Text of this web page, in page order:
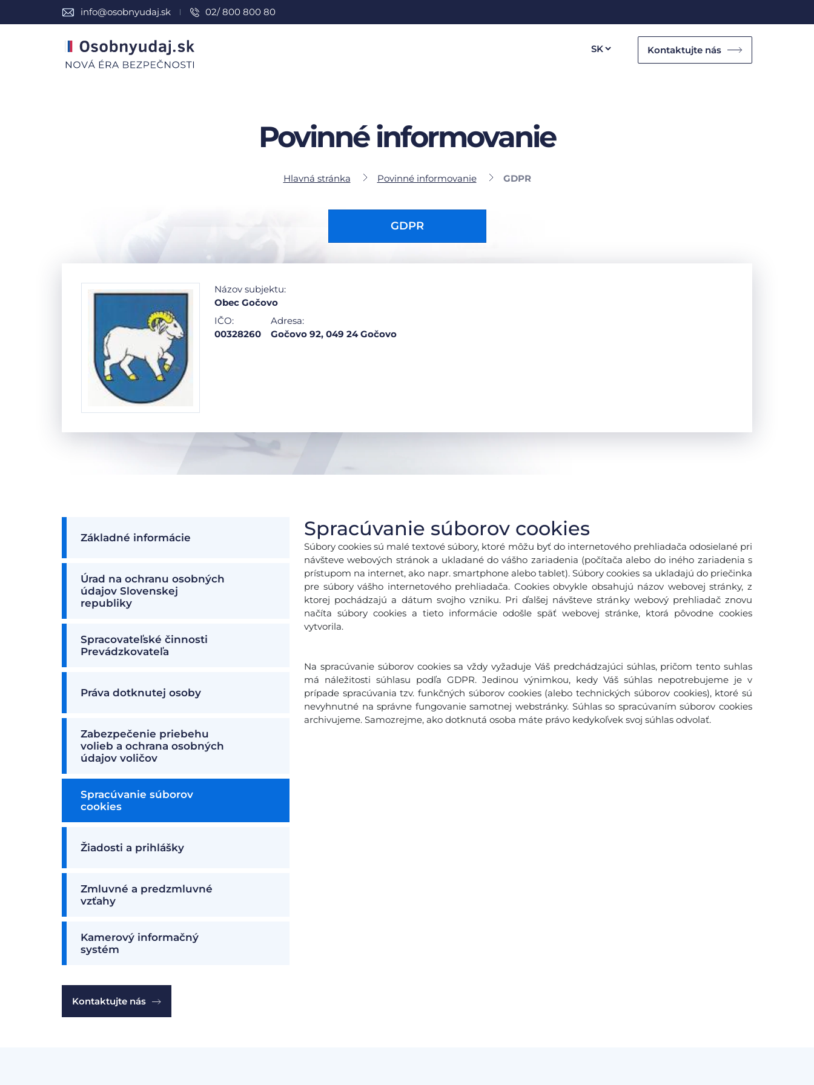
info@osobnyudaj.sk 02/ 800 800 80
Kontaktujte nás
Povinné informovanie
Hlavná stránka Povinné informovanie GDPR
GDPR
Názov subjektu:
Obec Gočovo
IČO:
00328260
Adresa:
Gočovo 92, 049 24 Gočovo
Základné informácie
Úrad na ochranu osobných
údajov Slovenskej
republiky
Spracovateľské činnosti
Prevádzkovateľa
Práva dotknutej osoby
Zabezpečenie priebehu
volieb a ochrana osobných
údajov voličov
Spracúvanie súborov
cookies
Žiadosti a prihlášky
Zmluvné a predzmluvné
vzťahy
Kamerový informačný
systém
Kontaktujte nás
Spracúvanie súborov cookies
Súbory cookies sú malé textové súbory, ktoré môžu byť do internetového prehliadača odosielané pri
návšteve webových stránok a ukladané do vášho zariadenia (počítača alebo do iného zariadenia s
prístupom na internet, ako napr. smartphone alebo tablet). Súbory cookies sa ukladajú do priečinka
pre súbory vášho internetového prehliadača. Cookies obvykle obsahujú názov webovej stránky, z
ktorej pochádzajú a dátum svojho vzniku. Pri ďalšej návšteve stránky webový prehliadač znovu
načíta súbory cookies a tieto informácie odošle späť webovej stránke, ktorá pôvodne cookies
vytvorila.
Na spracúvanie súborov cookies sa vždy vyžaduje Váš predchádzajúci súhlas, pričom tento suhlas
má náležitosti súhlasu podľa GDPR. Jedinou výnimkou, kedy Váš súhlas nepotrebujeme je v
prípade spracúvania tzv. funkčných súborov cookies (alebo technických súborov cookies), ktoré sú
nevyhnutné na správne fungovanie samotnej webstránky. Súhlas so spracúvaním súborov cookies
archivujeme. Samozrejme, ako dotknutá osoba máte právo kedykoľvek svoj súhlas odvolať.